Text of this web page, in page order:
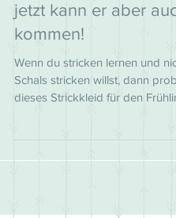
Ein Strickkleid für
jetzt kann er aber
kommen!
Wenn du stricken lernen und
Schals stricken willst, dann